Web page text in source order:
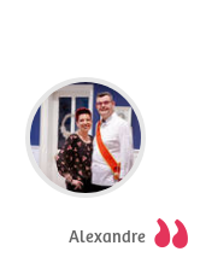
Alexandre